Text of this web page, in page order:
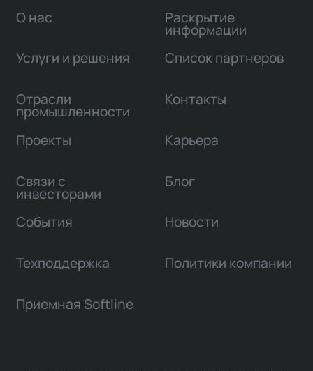
О нас
Услуги и решения
Отрасли
промышленности
Проекты
Связи с
инвесторами
Раскрытие
информации
Список партнеров
Контакты
Карьера
Блог
События Новости
Техподдержка Политики компании
Приемная Softline